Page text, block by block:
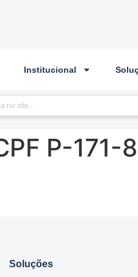
Institucional
P-
Soluções